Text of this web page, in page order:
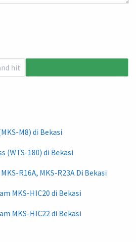
M8) di Bekasi
(WTS-180) di Bekasi
R16A, MKS-R23A Di Bekasi
MKS-HIC20 di Bekasi
MKS-HIC22 di Bekasi